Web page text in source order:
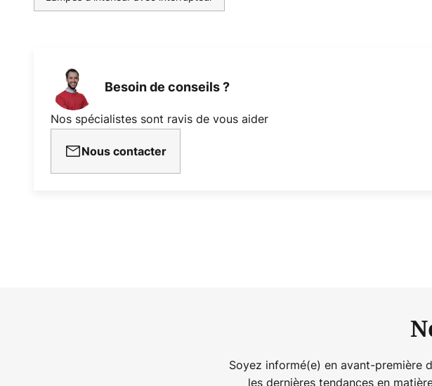
Besoin de conseils ?
Nos spécialistes sont ravis de vous aider
Nous contacter
Soyez informé(e) en avant-première
les dernières tendances en